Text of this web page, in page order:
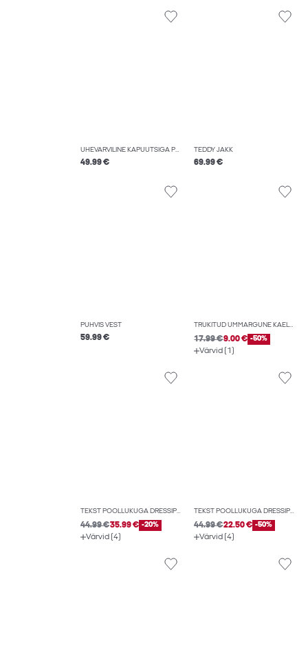
ÜHEVÄRVILINE KAPUUTSIGA PUSA
49.99 €
TEDDY JAKK
69.99 €
PUHVIS VEST
59.99 €
TRÜKITUD ÜMMARGUNE KAELUS T-SÄRK
17.99 €9.00 € -50%
Värvid (1)
TEKST POOLLUKUGA DRESSIPLUUS
44.99 €35.99 € -20%
Värvid (4)
TEKST POOLLUKUGA DRESSIPLUUS
44.99 €22.50 € -50%
Värvid (4)